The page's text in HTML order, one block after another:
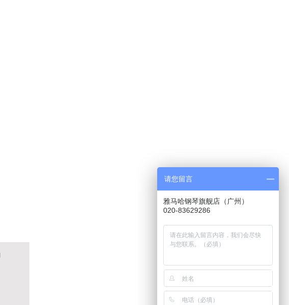
请您留言
雅马哈钢琴旗舰店（广州）
020-83629286